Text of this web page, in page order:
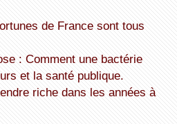
et la santé publique.